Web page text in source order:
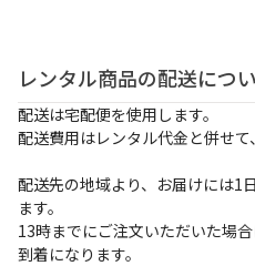
レンタル商品の配送につ
配送は宅配便を使用します。
配送費用はレンタル代金と併せて
配送先の地域より、お届けには1
ます。
13時までにご注文いただいた場
到着になります。